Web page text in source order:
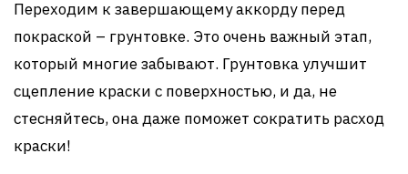
Переходим к завершающему аккорду перед
покраской – грунтовке. Это очень важный этап,
который многие забывают. Грунтовка улучшит
сцепление краски с поверхностью, и да, не
стесняйтесь, она даже поможет сократить расход
краски!